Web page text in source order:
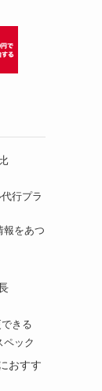
行プラ
報をあつ
きる
ペック
おすす